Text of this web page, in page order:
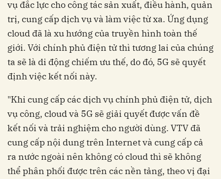
vụ đắc lực cho công tác sản xuất, điều hành, quản
trị, cung cấp dịch vụ và làm việc từ xa. Ứng dụng
cloud đã là xu hướng của truyền hình toàn thế
giới. Với chính phủ điện tử thì tương lai của chúng
ta sẽ là di động chiếm ưu thế, do đó, 5G sẽ quyết
định việc kết nối này.
"Khi cung cấp các dịch vụ chính phủ điện tử, dịch
vụ công, cloud và 5G sẽ giải quyết được vấn đề
kết nối và trải nghiệm cho người dùng. VTV đã
cung cấp nội dung trên Internet và cung cấp cả
ra nước ngoài nên không có cloud thì sẽ không
thể phân phối được trên các nền tảng, theo vị đại